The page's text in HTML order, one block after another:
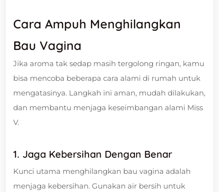
Cara Ampuh Menghilangkan
Bau Vagina
Jika aroma tak sedap masih tergolong ringan, kamu
bisa mencoba beberapa cara alami di rumah untuk
mengatasinya. Langkah ini aman, mudah dilakukan,
dan membantu menjaga keseimbangan alami Miss
V.
1. Jaga Kebersihan Dengan Benar
Kunci utama menghilangkan bau vagina adalah
menjaga kebersihan. Gunakan air bersih untuk